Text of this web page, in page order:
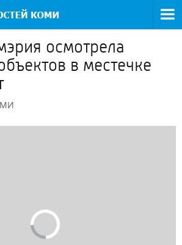
осмотрела
в местечке